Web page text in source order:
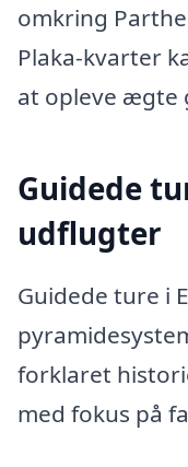
omkring
Plaka-kvarter
at opleve
Guidede
udflugter
Guidede ture i
forklaret
med fokus på